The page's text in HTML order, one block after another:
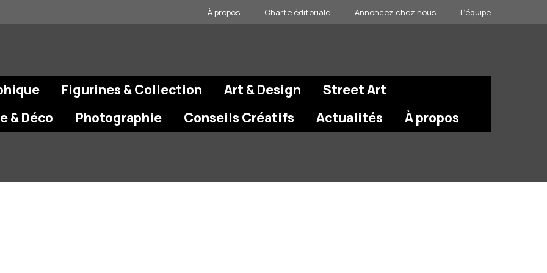
À propos Charte éditoriale Annoncez chez nous L’équipe
Figurines & Collection Art & Design
Street Art
& Déco
Photographie Conseils Créatifs Actualités À propos